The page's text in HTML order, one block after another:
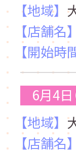
【地域】
【店舗名】
【開始時
6月4日
【地域】
【店舗名】